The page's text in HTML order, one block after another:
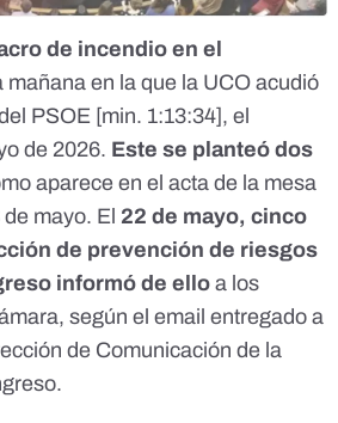
de incendio en el
mañana en la que la UCO acudió
PSOE [min. 1:13:34], el
de 2026. Este se planteó dos
aparece en el acta de la mesa
de mayo. El 22 de mayo, cinco
de prevención de riesgos
informó de ello a los
según el email entregado a
de Comunicación de la